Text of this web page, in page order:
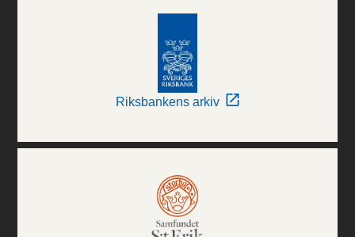
Riksbankens arkiv